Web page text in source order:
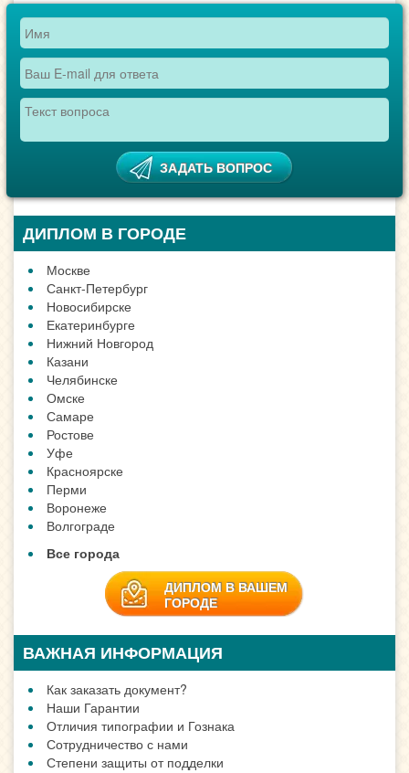
ДИПЛОМ В ГОРОДЕ
Москве
Санкт-Петербург
Новосибирске
Екатеринбурге
Нижний Новгород
Казани
Челябинске
Омске
Самаре
Ростове
Уфе
Красноярске
Перми
Воронеже
Волгограде
Все города
ДИПЛОМ В ВАШЕМ
ГОРОДЕ
ВАЖНАЯ ИНФОРМАЦИЯ
Как заказать документ?
Наши Гарантии
Отличия типографии и Гознака
Сотрудничество с нами
Степени защиты от подделки